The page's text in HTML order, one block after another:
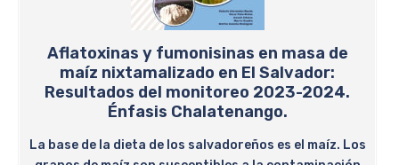
Aflatoxinas y fumonisinas en masa de
maíz nixtamalizado en El Salvador:
Resultados del monitoreo 2023-2024.
Énfasis Chalatenango.
La base de la dieta de los salvadoreños es el maíz. Los